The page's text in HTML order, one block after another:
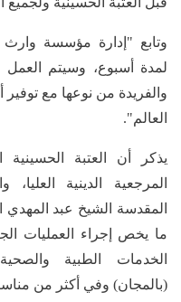
وتابع "إدارة مؤسسة
لمدة أسبوع، وسيتم
والفريدة من نوعها مع
العالم".
يذكر أن العتبة
المرجعية الدينية
المقدسة الشيخ عبد
ما يخص إجراء العمليات
الخدمات الطبية
(بالمجان) وفي أكثر من